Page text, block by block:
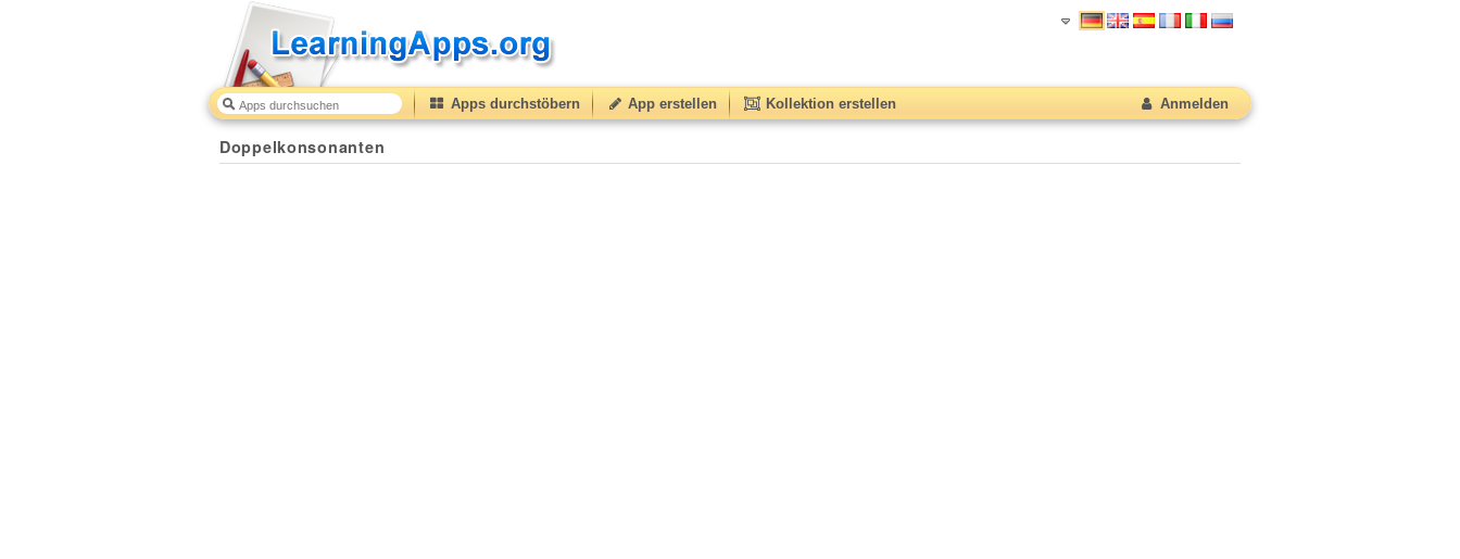
Apps durchstöbern App erstellen Kollektion erstellen Anmelden
Doppelkonsonanten